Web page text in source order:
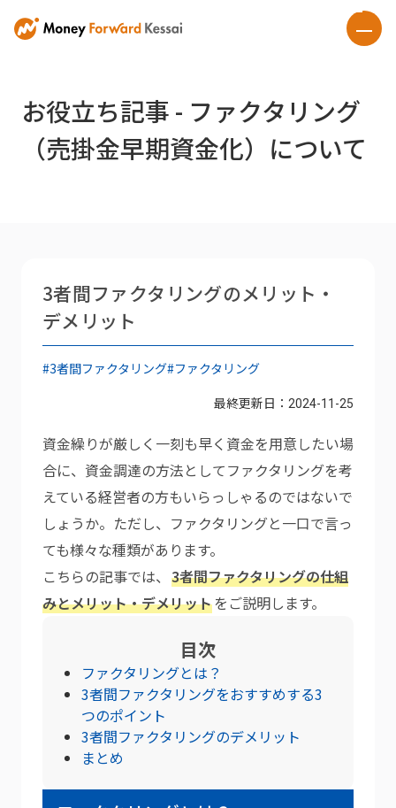
お役立ち記事 - ファクタリング
（売掛金早期資金化）について
3者間ファクタリングのメリット・
デメリット
#3者間ファクタリング#ファクタリング
最終更新日： 2024-11-25
資金繰りが厳しく一刻も早く資金を用意したい場
合に、資金調達の方法としてファクタリングを考
えている経営者の方もいらっしゃるのではないで
しょうか。ただし、ファクタリングと一口で言っ
ても様々な種類があります。
こちらの記事では、 3者間ファクタリングの仕組
みとメリット・デメリットをご説明します。
目次
ファクタリングとは？
3者間ファクタリングをおすすめする3
つのポイント
3者間ファクタリングのデメリット
まとめ